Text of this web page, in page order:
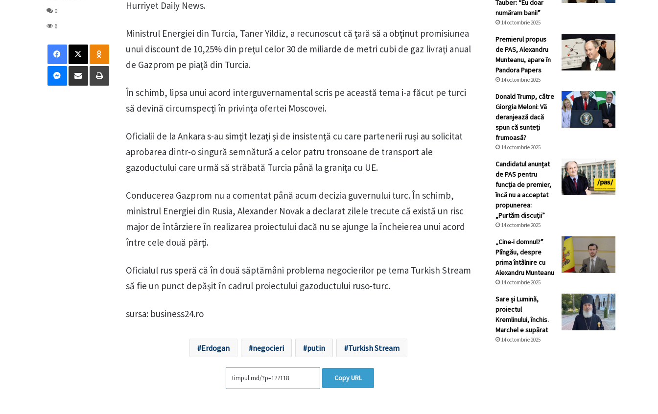
Hurriyet Daily News.
Ministrul Energiei din Turcia, Taner Yildiz, a recunoscut că ţară să a obţinut promisiunea
unui discount de 10,25% din preţul celor 30 de miliarde de metri cubi de gaz livraţi anual
de Gazprom pe piaţă din Turcia.
În schimb, lipsa unui acord interguvernamental scris pe această tema i-a făcut pe turci
să devină circumspecţi în privinţa ofertei Moscovei.
Oficialii de la Ankara s-au simţit lezaţi şi de insistenţă cu care partenerii ruşi au solicitat
aprobarea dintr-o singură semnătură a celor patru tronsoane de transport ale
gazoductului care urmă să străbată Turcia până la graniţa cu UE.
Conducerea Gazprom nu a comentat până acum decizia guvernului turc. În schimb,
ministrul Energiei din Rusia, Alexander Novak a declarat zilele trecute că există un risc
major de întârziere în realizarea proiectului dacă nu se ajunge la încheierea unui acord
între cele două părţi.
Oficialul rus speră că în două săptămâni problema negocierilor pe tema Turkish Stream
să fie un punct depăşit în cadrul proiectului gazoductului ruso-turc.
sursa: business24.ro
Erdogan negocieri putin Turkish Stream
Copy URL
0
6
Facebook
X Odnoklassniki
Messenger
Distribuie prin mail Tipărește
Tauber: “Eu doar
număram banii”
14 octombrie 2025
Premierul propus
de PAS, Alexandru
Munteanu, apare în
Pandora Papers
14 octombrie 2025
Donald Trump, către
Giorgia Meloni: Vă
deranjează dacă
spun că sunteți
frumoasă?
14 octombrie 2025
Candidatul anunțat
de PAS pentru
funcția de premier,
încă nu a acceptat
propunerea:
„Purtăm discuții”
14 octombrie 2025
„Cine-i domnul?”
Plîngău, despre
prima întâlnire cu
Alexandru Munteanu
14 octombrie 2025
Sare și Lumină,
proiectul
Kremlinului, închis.
Marchel e supărat
14 octombrie 2025